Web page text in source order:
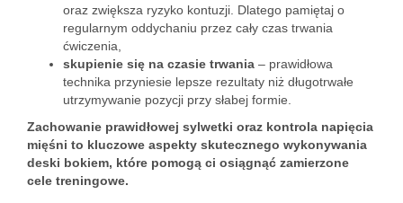
oraz zwiększa ryzyko kontuzji. Dlatego pamiętaj o
regularnym oddychaniu przez cały czas trwania
ćwiczenia,
skupienie się na czasie trwania – prawidłowa
technika przyniesie lepsze rezultaty niż długotrwałe
utrzymywanie pozycji przy słabej formie.
Zachowanie prawidłowej sylwetki oraz kontrola napięcia
mięśni to kluczowe aspekty skutecznego wykonywania
deski bokiem, które pomogą ci osiągnąć zamierzone
cele treningowe.